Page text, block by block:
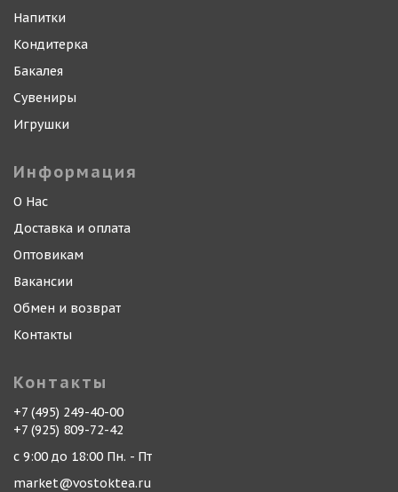
Напитки
Кондитерка
Бакалея
Сувениры
Игрушки
Информация
О Нас
Доставка и оплата
Оптовикам
Вакансии
Обмен и возврат
Контакты
Контакты
+7 (495) 249-40-00
+7 (925) 809-72-42
с 9:00 до 18:00 Пн. - Пт
market@vostoktea.ru